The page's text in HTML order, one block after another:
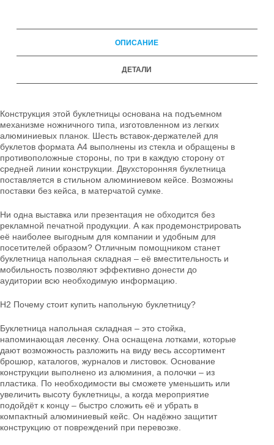
ОПИСАНИЕ
ДЕТАЛИ
Конструкция этой буклетницы основана на подъемном
механизме ножничного типа, изготовленном из легких
алюминиевых планок. Шесть вставок-держателей для
буклетов формата А4 выполнены из стекла и обращены в
противоположные стороны, по три в каждую сторону от
средней линии конструкции. Двухсторонняя буклетница
поставляется в стильном алюминиевом кейсе. Возможны
поставки без кейса, в матерчатой сумке.
Ни одна выставка или презентация не обходится без
рекламной печатной продукции. А как продемонстрировать
её наиболее выгодным для компании и удобным для
посетителей образом? Отличным помощником станет
буклетница напольная складная – её вместительность и
мобильность позволяют эффективно донести до
аудитории всю необходимую информацию.
Н2 Почему стоит купить напольную буклетницу?
Буклетница напольная складная – это стойка,
напоминающая лесенку. Она оснащена лотками, которые
дают возможность разложить на виду весь ассортимент
брошюр, каталогов, журналов и листовок. Основание
конструкции выполнено из алюминия, а полочки – из
пластика. По необходимости вы сможете уменьшить или
увеличить высоту буклетницы, а когда мероприятие
подойдёт к концу – быстро сложить её и убрать в
компактный алюминиевый кейс. Он надёжно защитит
конструкцию от повреждений при перевозке.